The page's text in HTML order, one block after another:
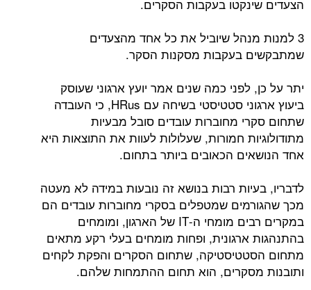
הצעדים שינקטו בעקבות הסקרים.
3 למנות מנהל שיוביל את כל אחד מהצעדים
שמתבקשים בעקבות מסקנות הסקר.
יתר על כן, לפני כמה שנים אמר יועץ ארגוני שעוסק
ביעוץ ארגוני סטטיסטי בשיחה עם HRus, כי העובדה
שתחום סקרי מחוברות עובדים סובל מבעיות
מתודולוגיות חמורות, שעלולות לעוות את התוצאות היא
אחד הנושאים הכאובים ביותר בתחום.
לדבריו, בעיות רבות בנושא זה נובעות במידה לא מעטה
מכך שהגורמים שמטפלים בסקרי מחוברות עובדים הם
במקרים רבים מומחי ה-IT של הארגון, ומומחים
בהתנהגות ארגונית, ופחות מומחים בעלי רקע מתאים
מתחום הסטטיסטיקה, שתחום הסקרים והפקת לקחים
ותובנות מסקרים, הוא תחום ההתמחות שלהם.